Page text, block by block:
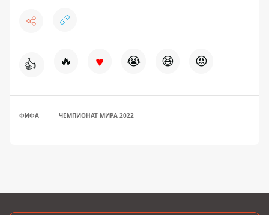
👍 🔥 ♥ 😭 😆 😡
ФИФА ЧЕМПИОНАТ МИРА 2022